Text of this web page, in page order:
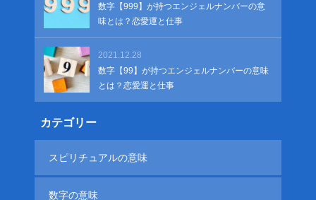
数字【999】が持つエンジェルナンバーの意
味とは？恋愛運と仕事
2021.12.28
数字【99】が持つエンジェルナンバーの意味
とは？恋愛運と仕事
カテゴリー
スピリチュアルの意味
数字の意味